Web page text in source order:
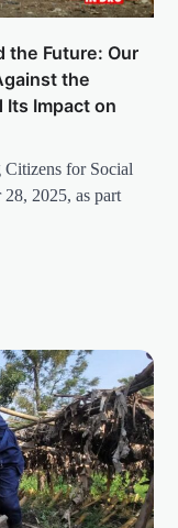
the Future: Our
the
Its Impact on
for Social
2025, as part